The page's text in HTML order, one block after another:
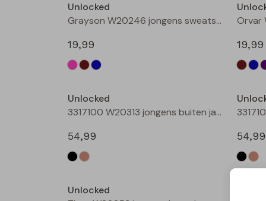
Unlocked
Grayson W20246 jongens sweatshirt Petrol
19,99
19,99
Unlocked
3317100 W20313 jongens buiten jack Zwart
54,99
54,99
Unlocked